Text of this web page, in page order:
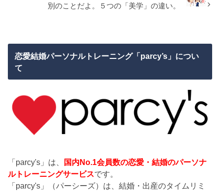
別のことだよ。５つの「美学」の違い。
恋愛結婚パーソナルトレーニング「parcy’s」につい
て
「parcy's」は、
国内No.1会員数の恋愛・結婚のパーソナ
ルトレーニングサービスです。
「parcy's」（パーシーズ）は、結婚・出産のタイムリミ